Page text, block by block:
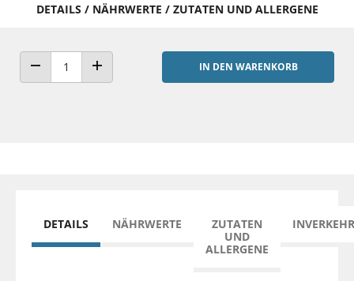
DETAILS / NÄHRWERTE / ZUTATEN UND ALLERGENE
ANZAHL VERRINGERNANZAHL ERHÖHEN
IN DEN WARENKORB
DETAILS NÄHRWERTE
ZUTATEN
UND
ALLERGENE